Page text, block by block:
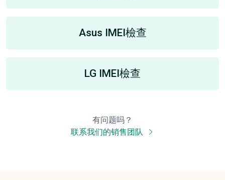
Asus IMEI檢查
LG IMEI檢查
有问题吗？
联系我们的销售团队